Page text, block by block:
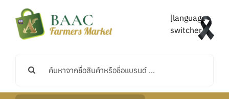
content
[language-
switcher]